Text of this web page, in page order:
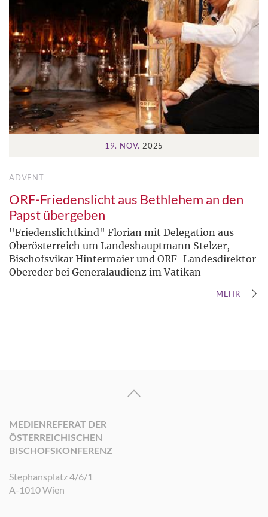
19. NOV. 2025
ADVENT
ORF-Friedenslicht aus Bethlehem an den
Papst übergeben
"Friedenslichtkind" Florian mit Delegation aus
Oberösterreich um Landeshauptmann Stelzer,
Bischofsvikar Hintermaier und ORF-Landesdirektor
Obereder bei Generalaudienz im Vatikan
MEHR
MEDIENREFERAT DER
ÖSTERREICHISCHEN
BISCHOFSKONFERENZ
Stephansplatz 4/6/1
A-1010 Wien